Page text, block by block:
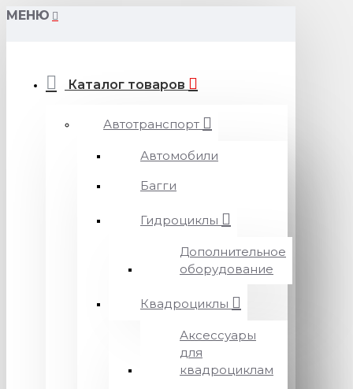
МЕНЮ
Каталог товаров
Автотранспорт
Автомобили
Багги
Гидроциклы
Дополнительное
оборудование
Квадроциклы
Аксессуары
для
квадроциклам